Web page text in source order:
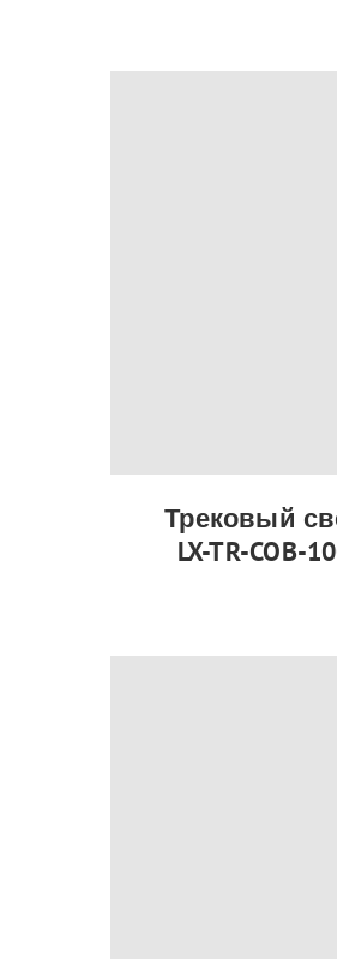
Трековый
LX-TR-COB-